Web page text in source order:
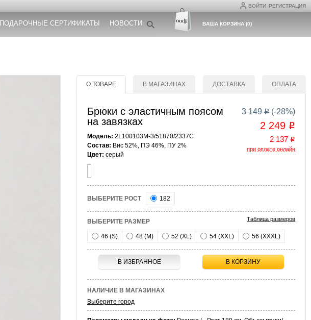
ВОЙТИ РЕГИСТРАЦИЯ
ПОДАРОЧНЫЕ СЕРТИФИКАТЫ НОВОСТИ ВАША КОРЗИНА(0)
О ТОВАРЕ В МАГАЗИНАХ ДОСТАВКА ОПЛАТА
Брюки с эластичным поясом
на завязках
Модель: 2L100103M-3/51870/2337C
Состав: Вис 52%, ПЭ 46%, ПУ 2%
Цвет: серый
3 149o (-28%)
2 249 o
2 137 o
при оплате онлайн
ВЫБЕРИТЕ РОСТ 182
ВЫБЕРИТЕ РАЗМЕР Таблица размеров
46 (S) 48 (M) 52 (XL) 54 (XXL) 56 (XXXL)
В ИЗБРАННОЕ В КОРЗИНУ
НАЛИЧИЕ В МАГАЗИНАХ
Выберите город